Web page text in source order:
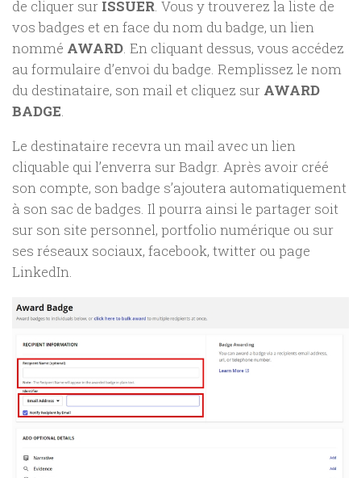
de cliquer sur ISSUER. Vous y trouverez la liste de
vos badges et en face du nom du badge, un lien
nommé AWARD. En cliquant dessus, vous accédez
au formulaire d’envoi du badge. Remplissez le nom
du destinataire, son mail et cliquez sur AWARD
BADGE.
Le destinataire recevra un mail avec un lien
cliquable qui l’enverra sur Badgr. Après avoir créé
son compte, son badge s’ajoutera automatiquement
à son sac de badges. Il pourra ainsi le partager soit
sur son site personnel, portfolio numérique ou sur
ses réseaux sociaux, facebook, twitter ou page
LinkedIn.